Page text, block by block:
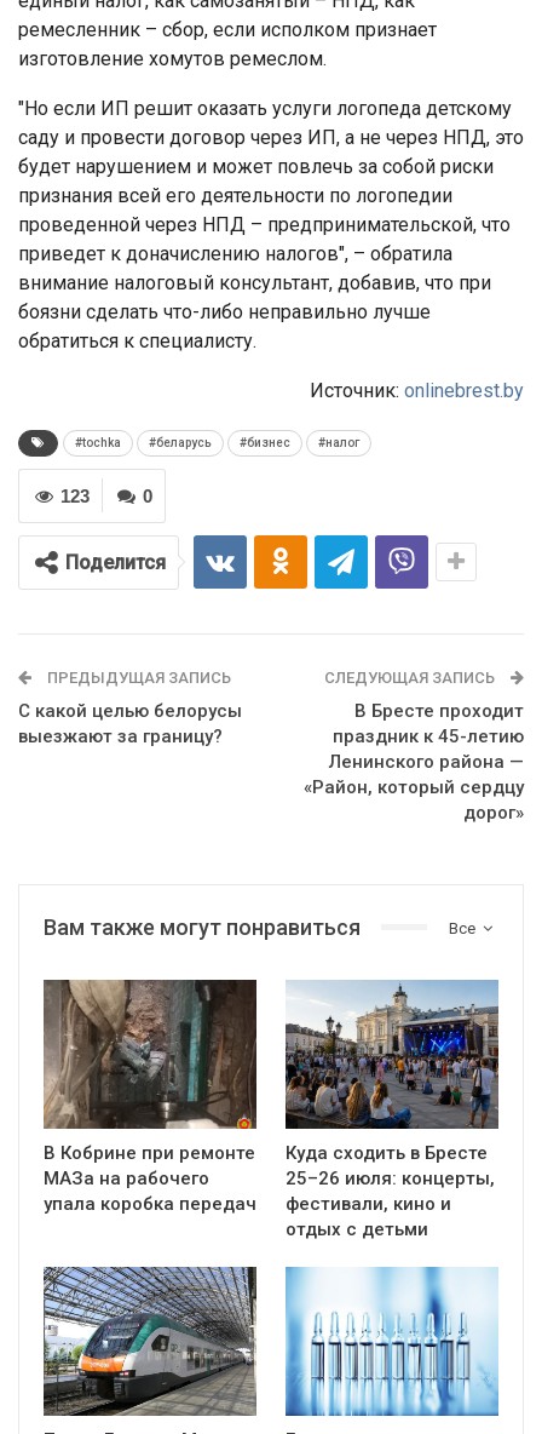
ремесленник – сбор, если исполком признает
изготовление хомутов ремеслом.
"Но если ИП решит оказать услуги логопеда детскому
саду и провести договор через ИП, а не через НПД, это
будет нарушением и может повлечь за собой риски
признания всей его деятельности по логопедии
проведенной через НПД – предпринимательской, что
приведет к доначислению налогов", – обратила
внимание налоговый консультант, добавив, что при
боязни сделать что-либо неправильно лучше
обратиться к специалисту.
Источник: onlinebrest.by
#tochka #беларусь #бизнес #налог
0
123
Поделится
ПРЕДЫДУЩАЯ ЗАПИСЬ
С какой целью белорусы
выезжают за границу?
СЛЕДУЮЩАЯ ЗАПИСЬ
В Бресте проходит
праздник к 45-летию
Ленинского района —
«Район, который сердцу
дорог»
Все
Вам также могут понравиться
В Кобрине при ремонте
МАЗа на рабочего
упала коробка передач
Куда сходить в Бресте
25–26 июля: концерты,
фестивали, кино и
отдых с детьми